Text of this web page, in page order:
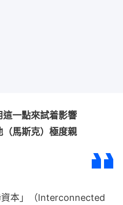
一點來試着影響
馬斯克）極度親
本」（Interconnected